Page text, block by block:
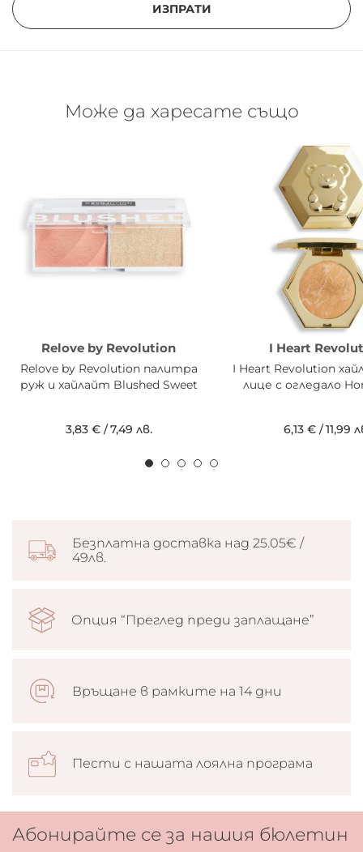
ИЗПРАТИ
Може да харесате също
Relove by Revolution
Relove by Revolution палитра
руж и хайлайт Blushed Sweet
3,83 €/7,49 лв.
I Heart
I Heart Revolution
лице с огледало
6,13 €/11,99
Безплатна доставка над 25.05€ /
49лв.
Опция “Преглед преди заплащане”
Връщане в рамките на 14 дни
Пести с нашата лоялна програма
Абонирайте се за нашия бюлетин